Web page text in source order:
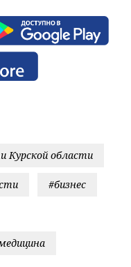
Курской области
#бизнес